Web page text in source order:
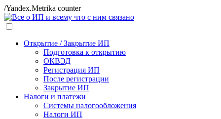
/Yandex.Metrika counter
Открытие / Закрытие ИП
Подготовка к открытию
ОКВЭД
Регистрация ИП
После регистрации
Закрытие ИП
Налоги и платежи
Системы налогообложения
Налоги ИП